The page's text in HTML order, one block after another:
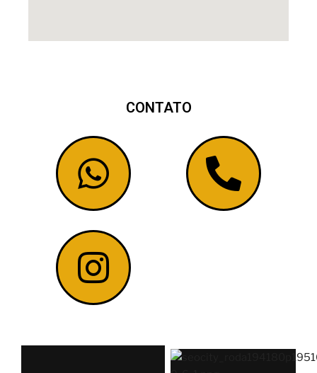
CONTATO